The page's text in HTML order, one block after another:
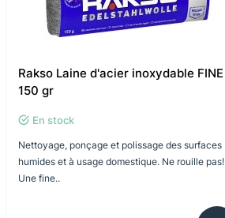
Rakso Laine d'acier inoxydable FINE
150 gr
En stock
Nettoyage, ponçage et polissage des surfaces
humides et à usage domestique. Ne rouille pas!
Une fine..